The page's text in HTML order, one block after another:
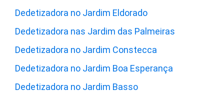
Dedetizadora no Jardim Eldorado
Dedetizadora nas Jardim das Palmeiras
Dedetizadora no Jardim Constecca
Dedetizadora no Jardim Boa Esperança
Dedetizadora no Jardim Basso